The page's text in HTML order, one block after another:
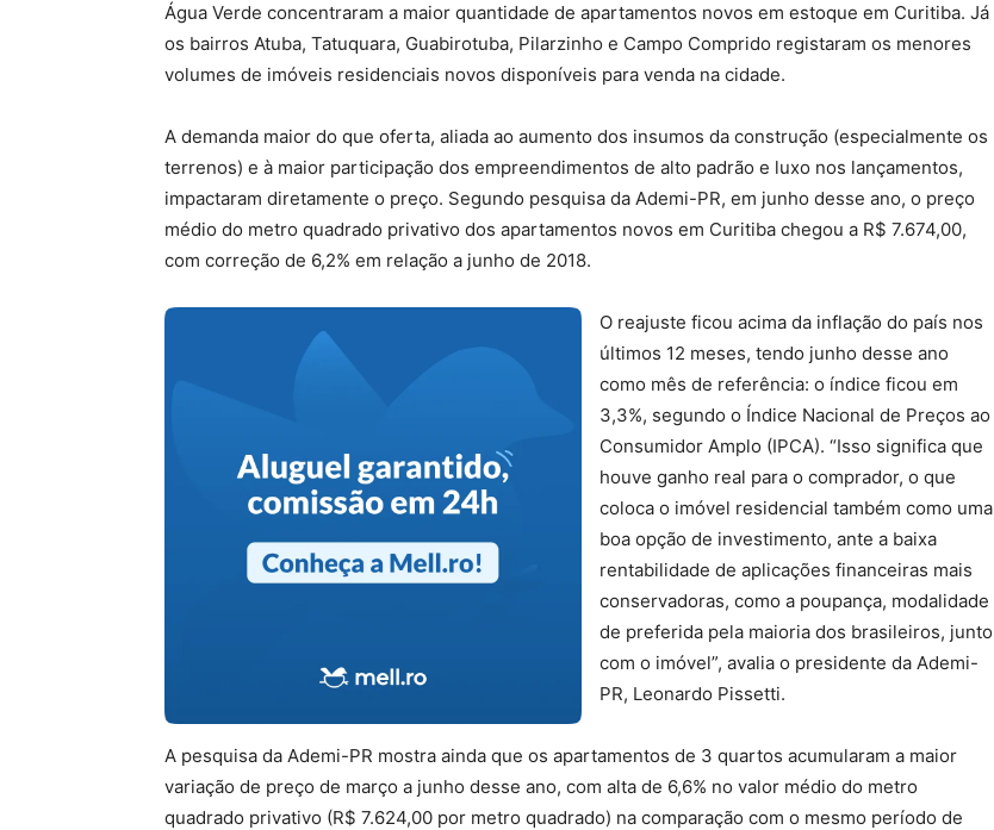
Água Verde concentraram a maior quantidade de apartamentos novos em estoque em Curitiba. Já
os bairros Atuba, Tatuquara, Guabirotuba, Pilarzinho e Campo Comprido registaram os menores
volumes de imóveis residenciais novos disponíveis para venda na cidade.
A demanda maior do que oferta, aliada ao aumento dos insumos da construção (especialmente os
terrenos) e à maior participação dos empreendimentos de alto padrão e luxo nos lançamentos,
impactaram diretamente o preço. Segundo pesquisa da Ademi-PR, em junho desse ano, o preço
médio do metro quadrado privativo dos apartamentos novos em Curitiba chegou a R$ 7.674,00,
com correção de 6,2% em relação a junho de 2018.
O reajuste ficou acima da inflação do país nos
últimos 12 meses, tendo junho desse ano
como mês de referência: o índice ficou em
3,3%, segundo o Índice Nacional de Preços ao
Consumidor Amplo (IPCA). “Isso significa que
houve ganho real para o comprador, o que
coloca o imóvel residencial também como uma
boa opção de investimento, ante a baixa
rentabilidade de aplicações financeiras mais
conservadoras, como a poupança, modalidade
de preferida pela maioria dos brasileiros, junto
com o imóvel”, avalia o presidente da Ademi-
PR, Leonardo Pissetti.
A pesquisa da Ademi-PR mostra ainda que os apartamentos de 3 quartos acumularam a maior
variação de preço de março a junho desse ano, com alta de 6,6% no valor médio do metro
quadrado privativo (R$ 7.624,00 por metro quadrado) na comparação com o mesmo período de